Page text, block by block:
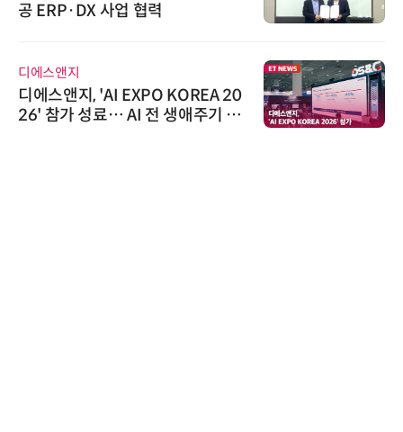
공 ERP·DX 사업 협력
디에스앤지
디에스앤지, 'AI EXPO KOREA 20
26' 참가 성료… AI 전 생애주기 아